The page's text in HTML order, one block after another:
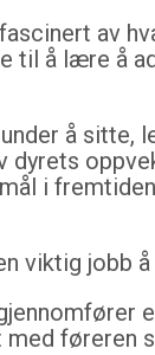
av
til å lære å
å sitte,
dyrets
i
viktig jobb
med føreren